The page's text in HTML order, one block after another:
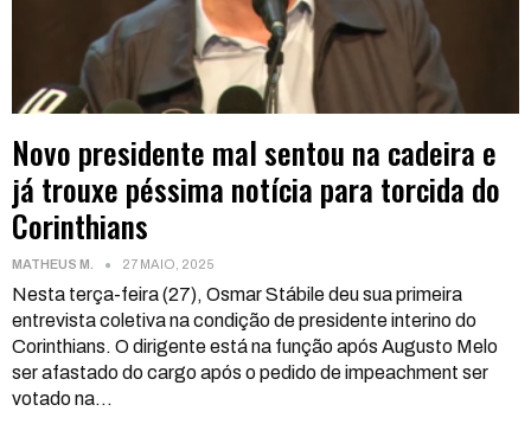
Novo presidente mal sentou na cadeira e
já trouxe péssima notícia para torcida do
Corinthians
MATHEUS M. 27 MAIO, 2025
Nesta terça-feira (27), Osmar Stábile deu sua primeira
entrevista coletiva na condição de presidente interino do
Corinthians. O dirigente está na função após Augusto Melo
ser afastado do cargo após o pedido de impeachment ser
votado na…